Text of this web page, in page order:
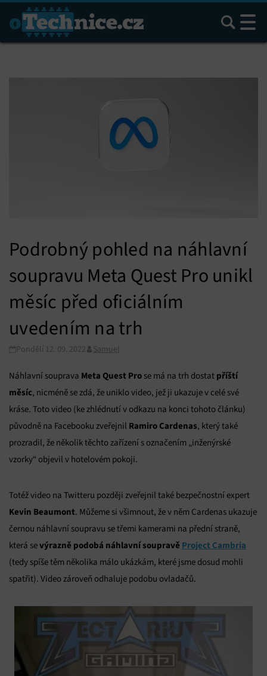
Hledat
Podrobný pohled na náhlavní
soupravu Meta Quest Pro unikl
měsíc před oficiálním
uvedením na trh
Pondělí 12. 09. 2022 Samuel
Náhlavní souprava Meta Quest Pro se má na trh dostat příští
měsíc, nicméně se zdá, že uniklo video, jež ji ukazuje v celé své
kráse. Toto video (ke zhlédnutí v odkazu na konci tohoto článku)
původně na Facebooku zveřejnil Ramiro Cardenas, který také
prozradil, že několik těchto zařízení s označením „inženýrské
vzorky“ objevil v hotelovém pokoji.
Totéž video na Twitteru později zveřejnil také bezpečnostní expert
Kevin Beaumont. Můžeme si všimnout, že v něm Cardenas ukazuje
černou náhlavní soupravu se třemi kamerami na přední straně,
která sevýrazně podobá náhlavní soupravě Project Cambria
(tedy spíše těm několika málo ukázkám, které jsme dosud mohli
spatřit). Video zároveň odhaluje podobu ovladačů.